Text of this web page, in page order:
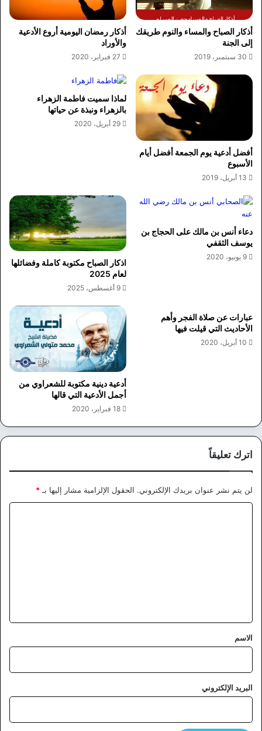
أذكار الصباح والمساء والنوم طريقك
إلى الجنة
30 سبتمبر، 2019
أذكار رمضان اليومية أروع الأدعية
والأوراد
27 فبراير، 2020
أفضل أدعية يوم الجمعة أفضل أيام
الأسبوع
13 أبريل، 2019
لماذا سميت فاطمة الزهراء
بالزهراء ونبذة عن حياتها
29 أبريل، 2020
دعاء أنس بن مالك على الحجاج بن
يوسف الثقفي
9 يونيو، 2020
اذكار الصباح مكتوبة كاملة وفضائلها
لعام 2025
9 أغسطس، 2025
عبارات عن صلاة الفجر وأهم
الأحاديث التي قيلت فيها
10 أبريل، 2020
أدعية دينية مكتوبة للشعراوي من
أجمل الأدعية التي قالها
18 فبراير، 2020
اترك تعليقاً
لن يتم نشر عنوان بريدك الإلكتروني. الحقول الإلزامية مشار إليها بـ *
*
الاسم
البريد الإلكتروني